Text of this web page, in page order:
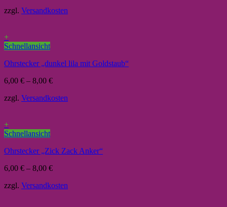
zzgl. Versandkosten
+
Schnellansicht
Ohrstecker „dunkel lila mit Goldstaub“
6,00 € – 8,00 €
zzgl. Versandkosten
+
Schnellansicht
Ohrstecker „Zick Zack Anker“
6,00 € – 8,00 €
zzgl. Versandkosten